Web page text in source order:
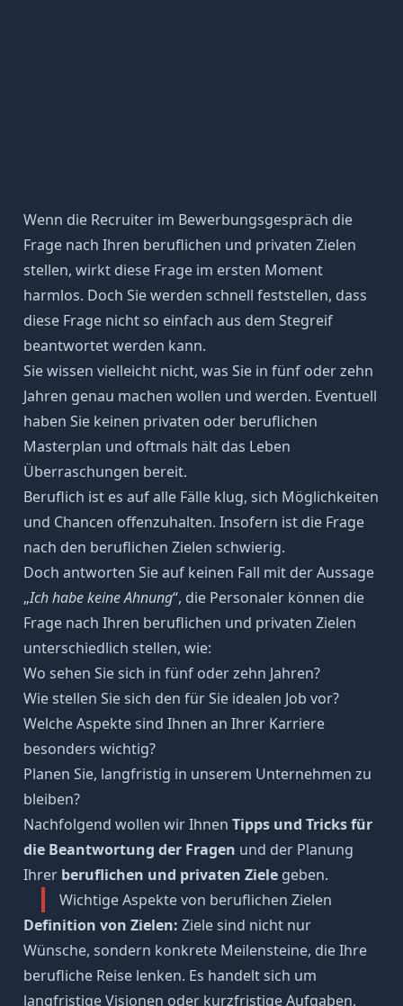
Wenn die Recruiter im Bewerbungsgespräch die
Fragenach Ihren beruflichen und privaten Zielen
stellen, wirkt diese Frage im ersten Moment
harmlos. Doch Sie werden schnell feststellen, dass
diese Frage nicht so einfach aus dem Stegreif
beantwortet werden kann.
Sie wissen vielleicht nicht, was Sie in fünf oder zehn
Jahren genau machen wollen und werden. Eventuell
haben Sie keinen privaten oder beruflichen
Masterplan und oftmals hält das Leben
Überraschungen bereit.
Beruflich ist es auf alle Fälle klug, sich Möglichkeiten
und Chancen offenzuhalten. Insofern ist die Frage
nach den beruflichen Zielen schwierig.
Doch antworten Sie auf keinen Fall mit der Aussage
„Ich habe keine Ahnung“, die Personaler können die
Frage nach Ihren beruflichen und privaten Zielen
unterschiedlich stellen, wie:
Wo sehen Sie sich in fünf oder zehn Jahren?
Wie stellen Sie sich den für Sie idealen Job vor?
Welche Aspekte sind Ihnen an Ihrer Karriere
besonders wichtig?
Planen Sie, langfristig in unserem Unternehmen zu
bleiben?
Nachfolgend wollen wir Ihnen Tipps und Tricks für
die Beantwortung der Fragen und der Planung
Ihrer beruflichen und privaten Zielegeben.
Wichtige Aspekte von beruflichen Zielen
Definition von Zielen: Ziele sind nicht nur
Wünsche, sondern konkrete Meilensteine, die Ihre
berufliche Reise lenken. Es handelt sich um
langfristige Visionen oder kurzfristige Aufgaben,